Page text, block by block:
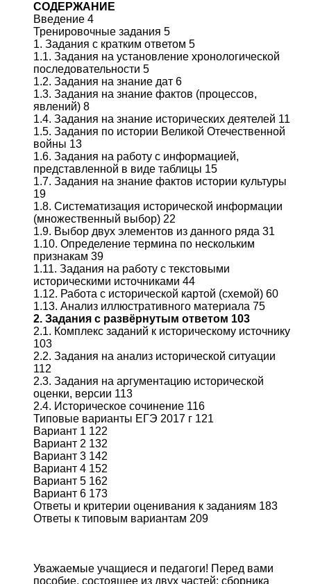
СОДЕРЖАНИЕ
Введение 4
Тренировочные задания 5
1. Задания с кратким ответом 5
1.1. Задания на установление хронологической
последовательности 5
1.2. Задания на знание дат 6
1.3. Задания на знание фактов (процессов,
явлений) 8
1.4. Задания на знание исторических деятелей 11
1.5. Задания по истории Великой Отечественной
войны 13
1.6. Задания на работу с информацией,
представленной в виде таблицы 15
1.7. Задания на знание фактов истории культуры
19
1.8. Систематизация исторической информации
(множественный выбор) 22
1.9. Выбор двух элементов из данного ряда 31
1.10. Определение термина по нескольким
признакам 39
1.11. Задания на работу с текстовыми
историческими источниками 44
1.12. Работа с исторической картой (схемой) 60
1.13. Анализ иллюстративного материала 75
2. Задания с развёрнутым ответом 103
2.1. Комплекс заданий к историческому источнику
103
2.2. Задания на анализ исторической ситуации
112
2.3. Задания на аргументацию исторической
оценки, версии 113
2.4. Историческое сочинение 116
Типовые варианты ЕГЭ 2017 г 121
Вариант 1 122
Вариант 2 132
Вариант 3 142
Вариант 4 152
Вариант 5 162
Вариант 6 173
Ответы и критерии оценивания к заданиям 183
Ответы к типовым вариантам 209
Уважаемые учащиеся и педагоги! Перед вами
пособие, состоящее из двух частей: сборника